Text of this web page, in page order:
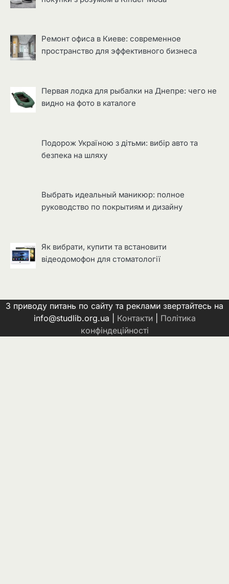
Ремонт офиса в Киеве: современное
пространство для эффективного бизнеса
Первая лодка для рыбалки на Днепре: чего не
видно на фото в каталоге
Подорож Україною з дітьми: вибір авто та
безпека на шляху
Выбрать идеальный маникюр: полное
руководство по покрытиям и дизайну
Як вибрати, купити та встановити
відеодомофон для стоматології
З приводу питань по сайту та реклами звертайтесь на
info@studlib.org.ua | Контакти| Політика
конфіндеційності